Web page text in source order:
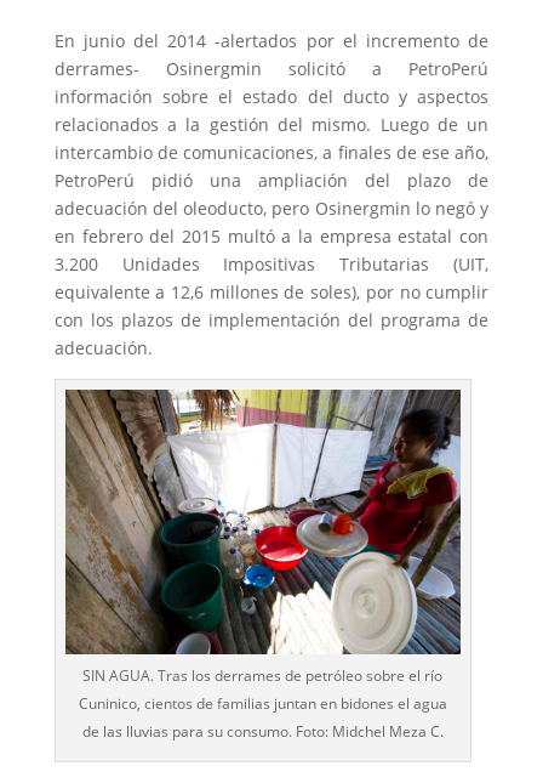
En junio del 2014 -alertados por el incremento de
derrames- Osinergmin solicitó a PetroPerú
información sobre el estado del ducto y aspectos
relacionados a la gestión del mismo. Luego de un
intercambio de comunicaciones, a finales de ese año,
PetroPerú pidió una ampliación del plazo de
adecuación del oleoducto, pero Osinergmin lo negó y
en febrero del 2015 multó a la empresa estatal con
3.200 Unidades Impositivas Tributarias (UIT,
equivalente a 12,6 millones de soles), por no cumplir
con los plazos de implementación del programa de
adecuación.
SIN AGUA. Tras los derrames de petróleo sobre el río
Cuninico, cientos de familias juntan en bidones el agua
de las lluvias para su consumo. Foto: Midchel Meza C.